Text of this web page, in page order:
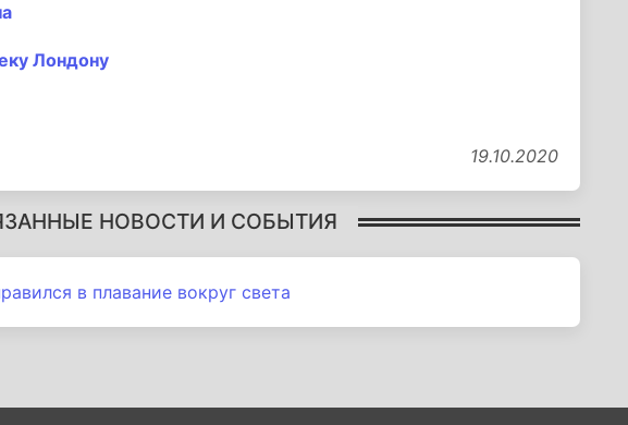
Лондону
19.10.2020
НОВОСТИ И СОБЫТИЯ
в плавание вокруг света